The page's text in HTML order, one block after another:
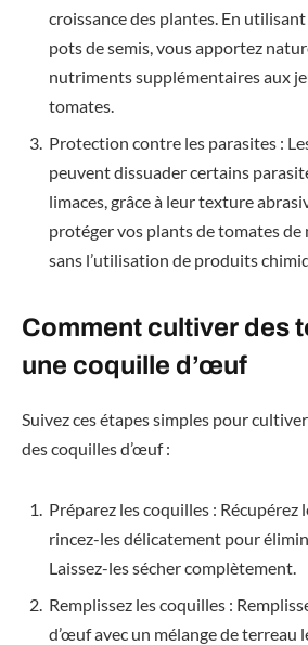
croissance des plantes. En
pots de semis, vous apportez
nutriments supplémentaires aux
tomates.
Protection contre les parasites :
peuvent dissuader certains
limaces, grâce à leur texture
protéger vos plants de tomates de
sans l’utilisation de produits
Comment cultiver des
une coquille d’œuf
Suivez ces étapes simples pour
des coquilles d’œuf :
Préparez les coquilles : Récupérez
rincez-les délicatement pour
Laissez-les sécher complètement.
Remplissez les coquilles :
d’œuf avec un mélange de terreau